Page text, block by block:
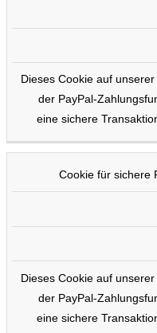
Dieses Cookie auf
der PayPal-
eine sichere
Cookie für sichere
Dieses Cookie auf
der PayPal-
eine sichere